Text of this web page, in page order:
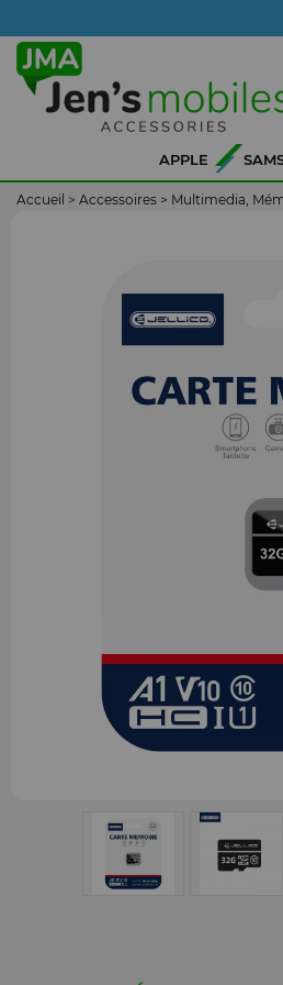
APPLE
Accueil > Accessoires > Multimedia,